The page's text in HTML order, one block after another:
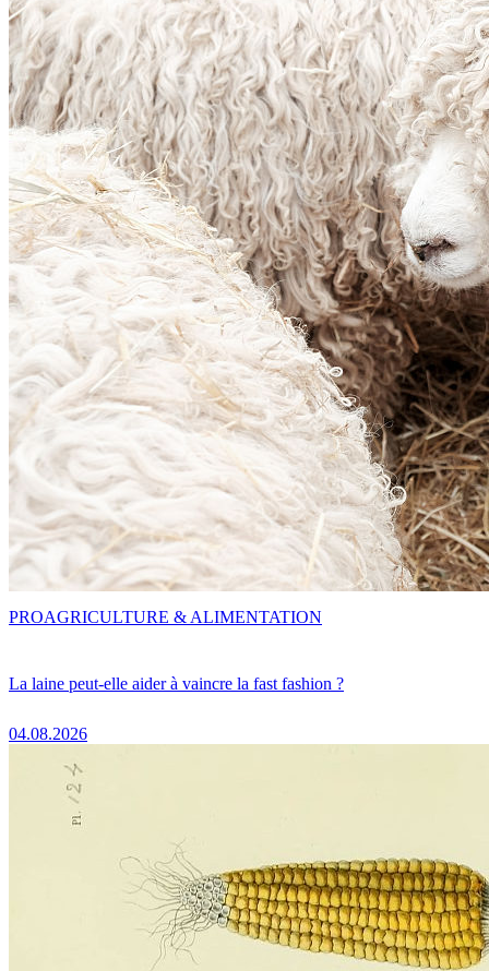
La laine peut-elle aider à vaincre la fast fashion ?
04.08.2026
PROAGRICULTURE & ALIMENTATION